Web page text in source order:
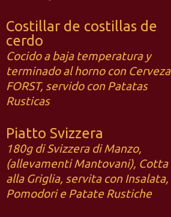
Costillar de costillas de
cerdo
Cocido a baja temperatura y
terminado al horno con Cerveza
FORST, servido con Patatas
Rusticas
Piatto Svizzera
180g di Svizzera di Manzo,
(allevamenti Mantovani), Cotta
alla Griglia, servita con Insalata,
Pomodori e Patate Rustiche